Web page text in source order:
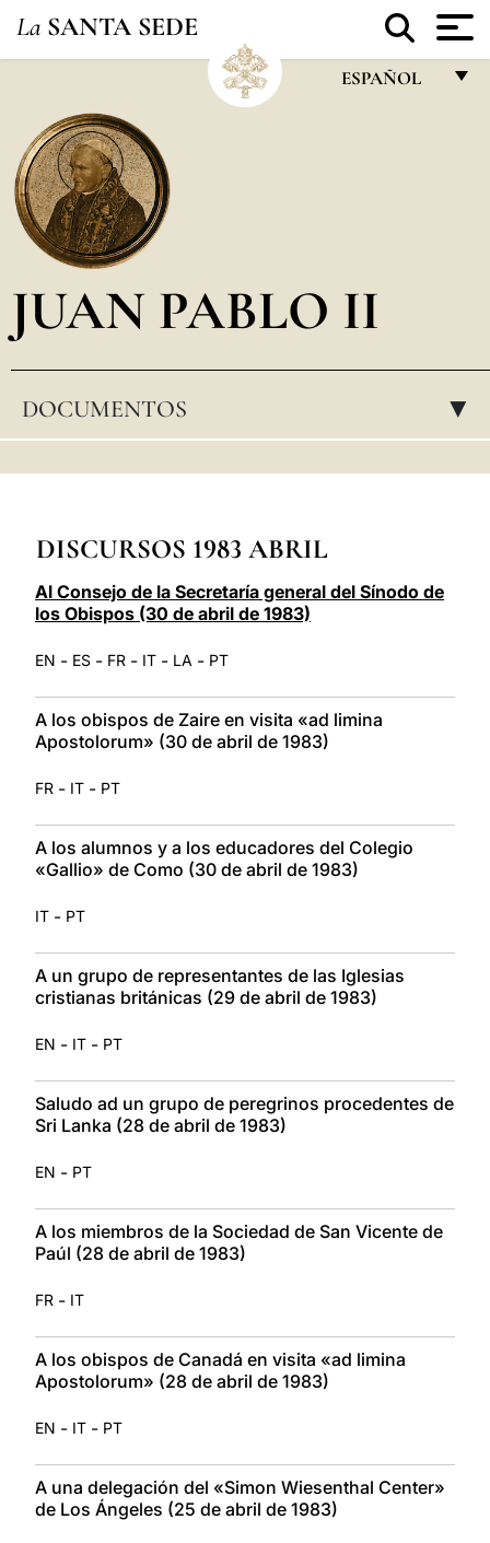
La SANTA SEDE
ESPAÑOL
ESPAÑOL
DEUTSCH
POLSKI
JUAN PABLO II
DOCUMENTOS ▸
DISCURSOS 1983 ABRIL
Al Consejo de la Secretaría general del Sínodo de
los Obispos (30 de abril de 1983)
EN - ES - FR - IT - LA - PT
A los obispos de Zaire en visita «ad limina
Apostolorum» (30 de abril de 1983)
FR - IT - PT
A los alumnos y a los educadores del Colegio
«Gallio» de Como (30 de abril de 1983)
IT - PT
A un grupo de representantes de las Iglesias
cristianas británicas (29 de abril de 1983)
EN - IT - PT
Saludo ad un grupo de peregrinos procedentes de
Sri Lanka (28 de abril de 1983)
EN - PT
A los miembros de la Sociedad de San Vicente de
Paúl (28 de abril de 1983)
FR - IT
A los obispos de Canadá en visita «ad limina
Apostolorum» (28 de abril de 1983)
EN - IT - PT
A una delegación del «Simon Wiesenthal Center»
de Los Ángeles (25 de abril de 1983)